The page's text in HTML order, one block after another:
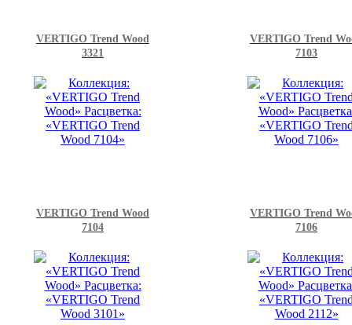
VERTIGO Trend Wood
3321
VERTIGO Trend
7103
VERTIGO Trend Wood
7104
VERTIGO Trend
7106